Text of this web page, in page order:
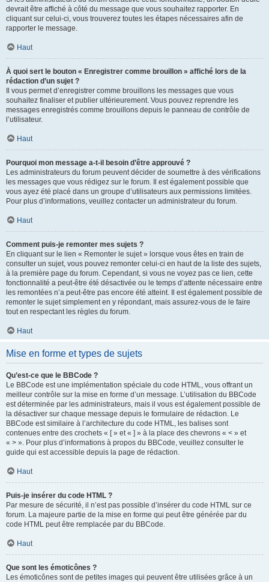
devrait être affiché à côté du message que vous souhaitez rapporter. En
cliquant sur celui-ci, vous trouverez toutes les étapes nécessaires afin de
rapporter le message.
Haut
À quoi sert le bouton « Enregistrer comme brouillon » affiché lors de la
rédaction d’un sujet ?
Il vous permet d’enregistrer comme brouillons les messages que vous
souhaitez finaliser et publier ultérieurement. Vous pouvez reprendre les
messages enregistrés comme brouillons depuis le panneau de contrôle de
l’utilisateur.
Haut
Pourquoi mon message a-t-il besoin d’être approuvé ?
Les administrateurs du forum peuvent décider de soumettre à des vérifications
les messages que vous rédigez sur le forum. Il est également possible que
vous ayez été placé dans un groupe d’utilisateurs aux permissions limitées.
Pour plus d’informations, veuillez contacter un administrateur du forum.
Haut
Comment puis-je remonter mes sujets ?
En cliquant sur le lien « Remonter le sujet » lorsque vous êtes en train de
consulter un sujet, vous pouvez remonter celui-ci en haut de la liste des sujets,
à la première page du forum. Cependant, si vous ne voyez pas ce lien, cette
fonctionnalité a peut-être été désactivée ou le temps d’attente nécessaire entre
les remontées n’a peut-être pas encore été atteint. Il est également possible de
remonter le sujet simplement en y répondant, mais assurez-vous de le faire
tout en respectant les règles du forum.
Haut
Mise en forme et types de sujets
Qu’est-ce que le BBCode ?
Le BBCode est une implémentation spéciale du code HTML, vous offrant un
meilleur contrôle sur la mise en forme d’un message. L’utilisation du BBCode
est déterminée par les administrateurs, mais il vous est également possible de
la désactiver sur chaque message depuis le formulaire de rédaction. Le
BBCode est similaire à l’architecture du code HTML, les balises sont
contenues entre des crochets « [ » et « ] » à la place des chevrons « < » et
« > ». Pour plus d’informations à propos du BBCode, veuillez consulter le
guide qui est accessible depuis la page de rédaction.
Haut
Puis-je insérer du code HTML ?
Par mesure de sécurité, il n’est pas possible d’insérer du code HTML sur ce
forum. La majeure partie de la mise en forme qui peut être générée par du
code HTML peut être remplacée par du BBCode.
Haut
Que sont les émoticônes ?
Les émoticônes sont de petites images qui peuvent être utilisées grâce à un